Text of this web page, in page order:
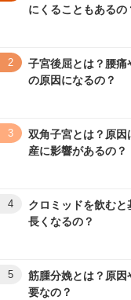
にくることもあるの
2
子宮後屈とは？腰
の原因になるの？
3
双角子宮とは？原因
産に影響があるの？
4
クロミッドを飲む
長くなるの？
5
筋腫分娩とは？原
要なの？